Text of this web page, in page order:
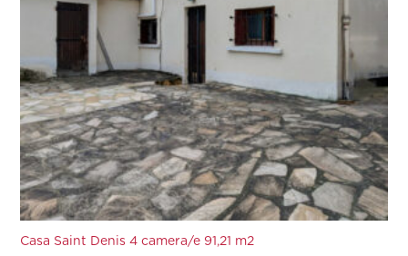
Casa Saint Denis 4 camera/e 91,21 m2